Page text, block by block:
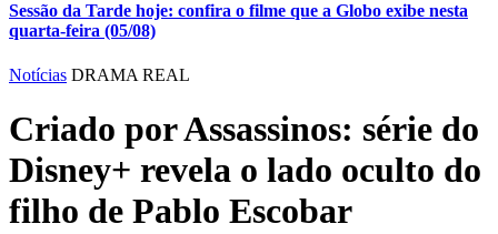
Sessão da Tarde hoje: confira o filme que a Globo exibe nesta
quarta-feira (05/08)
Notícias DRAMA REAL
Criado por Assassinos: série do
Disney+ revela o lado oculto do
filho de Pablo Escobar